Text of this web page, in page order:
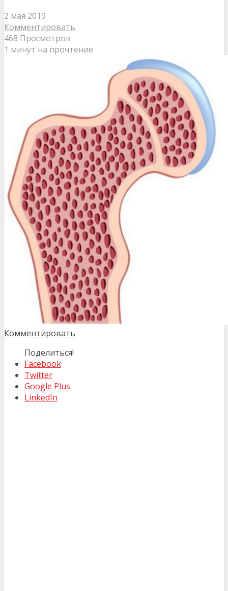
2 мая 2019
Комментировать
468 Просмотров
1 минут на прочтение
Комментировать
Поделиться!
Facebook
Twitter
Google Plus
LinkedIn